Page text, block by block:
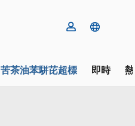
苦茶油苯駢芘超標 即時